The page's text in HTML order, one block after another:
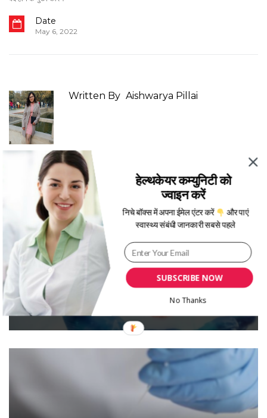
Date
May 6, 2022
Written By Aishwarya Pillai
You May Also Like
महिलाओं में फैलोपियन ट्यूब ब्लॉकेज के लक्षण और उपचार
SUBSCRIBE NOW
हेल्थकेयर कम्युनिटी को
ज्वाइन करें
निचे बॉक्स में अपना ईमेल एंटर करें
और पाएं
स्वास्थ्य संबंधी जानकारी सबसे पहले
No Thanks